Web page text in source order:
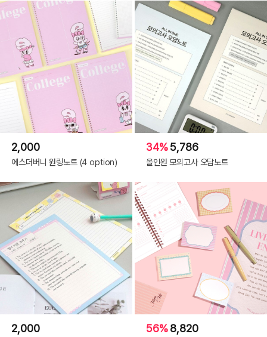
2,000
에스더버니 원링노트 (4 option)
34%5,786
올인원 모의고사 오답노트
2,000 56%8,820